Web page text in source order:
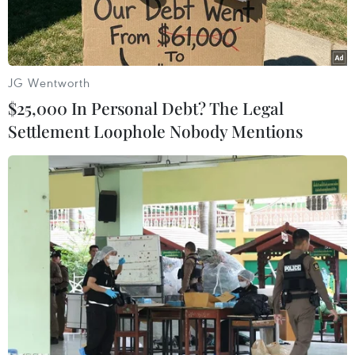
110 tấn hạt giống rau từnguồn dự trữ quốc gia
năm nay, nhằm giúp các địa phương này giảm
bớt khó khăn,đẩy mạnh sản xuất vụ Đông muộn
và vụ Đông Xuân 2011-2012.
Các tỉnh trong danh sách cần hỗ trợ gồm Hà Nội,
Hải Phòng, Vĩnh Phúc, Hải Dương,Hà Nam, Nam
Định, Thái Bình, Ninh Bình, Hà Giang, Cao
Bằng, Lạng Sơn, TuyênQuang, Yên Bái, Thái
Nguyên, Phú Thọ, Bắc Giang, Quảng Ninh, Hòa
Bình, ThanhHóa, Hà Tĩnh, Quảng Trị và Thừa
Thiên-Huế.
Theo báo cáo của Bộ Nông nghiệp và Phát triển
Nông thôn, trong tháng Chín vừaqua và 10 này,
các tỉnh miền Bắc, miền Trung gánh chịu ảnh
JG Wentworth
$25,000 In Personal Debt? The Legal
Settlement Loophole Nobody Mentions